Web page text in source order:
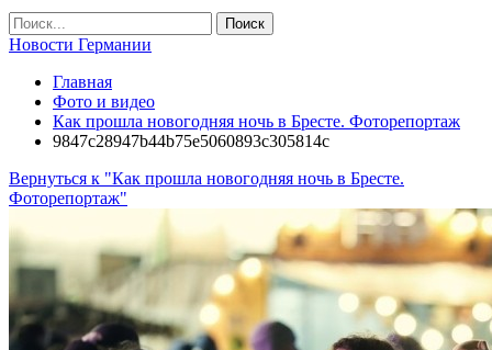
Новости Германии
Главная
Фото и видео
Как прошла новогодняя ночь в Бресте. Фоторепортаж
9847c28947b44b75e5060893c305814c
Вернуться к "Как прошла новогодняя ночь в Бресте.
Фоторепортаж"